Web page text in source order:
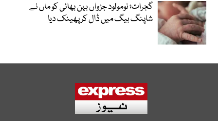
گجرات؛ نومولود جڑواں بہن بھائی کو ماں نے
شاپنگ بیگ میں ڈال کر پھینک دیا